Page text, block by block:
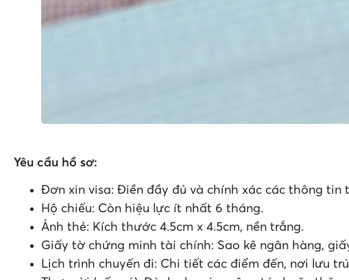
Yêu cầu hồ sơ:
Đơn xin visa: Điền đầy đủ và chính xác các thông tin
Hộ chiếu: Còn hiệu lực ít nhất 6 tháng.
Ảnh thẻ: Kích thước 4.5cm x 4.5cm, nền trắng.
Giấy tờ chứng minh tài chính: Sao kê ngân hàng,
Lịch trình chuyến đi: Chi tiết các điểm đến, nơi lưu